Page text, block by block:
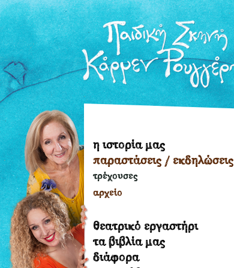
η ιστορία μας
παραστάσεις / εκδηλώσεις
τρέχουσες
αρχείο
θεατρικό εργαστήρι
τα βιβλία μας
διάφορα
η
ιστορία
μας
παραστάσεις
/
εκδηλώσεις
τρέχουσες
αρχείο